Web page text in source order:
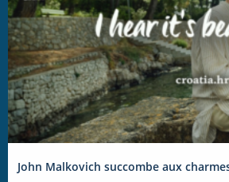
John Malkovich succombe aux